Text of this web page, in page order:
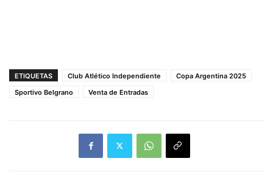
ETIQUETAS Club Atlético Independiente
Copa Argentina 2025
Sportivo Belgrano
Venta de Entradas